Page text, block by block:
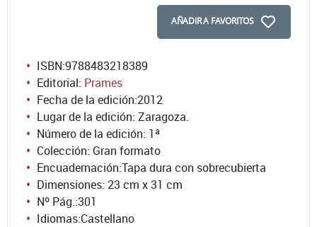
AÑADIR A FAVORITOS
ISBN:9788483218389
Editorial: Prames
Fecha de la edición:2012
Lugar de la edición: Zaragoza.
Número de la edición: 1ª
Colección: Gran formato
Encuadernación:Tapa dura con sobrecubierta
Dimensiones: 23 cm x 31 cm
Nº Pág.:301
Idiomas:Castellano